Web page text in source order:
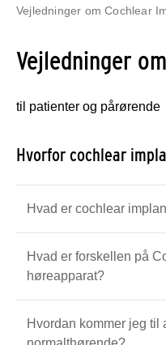
Vejledninger om Cochlear
Vejledninger
til patienter og pårørende
Hvorfor cochlear
Hvad er cochlear
Hvad er forskellen på
høreapparat?
Hvordan kommer jeg til